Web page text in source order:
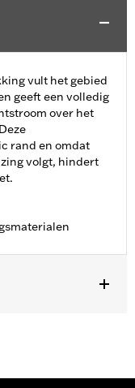
vult het gebied
geeft een volledig
over het
rand en omdat
volgt, hindert